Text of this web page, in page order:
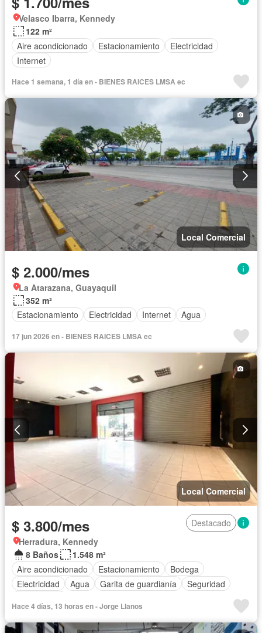
Velasco Ibarra, Kennedy
122 m²
Aire acondicionado
Estacionamiento
Electricidad
Internet
Hace 1 semana, 1 día en - BIENES RAICES LMSA ec
Local Comercial
$ 2.000/mes
La Atarazana, Guayaquil
352 m²
Estacionamiento
Electricidad Internet Agua
17 jun 2026 en - BIENES RAICES LMSA ec
Local Comercial
$ 3.800/mes
Destacado
Herradura, Kennedy
8 Baños
1.548 m²
Aire acondicionado
Estacionamiento
Bodega
Electricidad
Agua Garita de guardianía
Seguridad
Hace 4 días, 13 horas en - Jorge Llanos